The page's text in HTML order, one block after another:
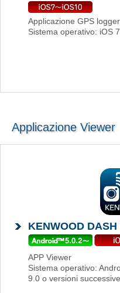
Applicazione GPS logger
Sistema operativo: iOS
Applicazione Viewer
KENWOOD
APP Viewer
Sistema operativo:
9.0 o versioni successive